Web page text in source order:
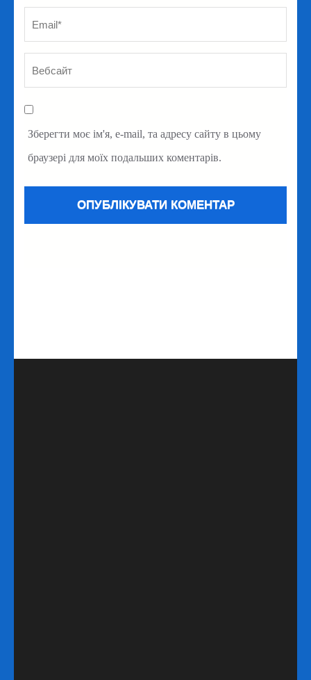
Зберегти моє ім'я, e-mail, та адресу сайту в цьому
браузері для моїх подальших коментарів.